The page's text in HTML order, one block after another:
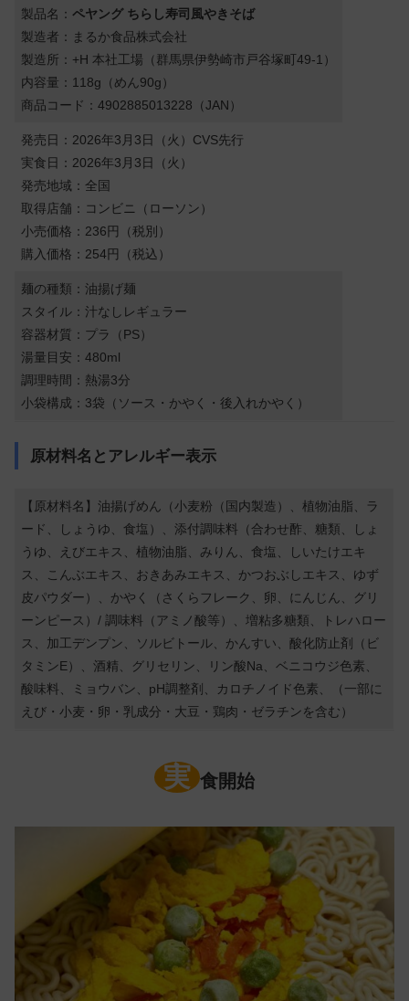
製品名：ペヤング ちらし寿司風やきそば
製造者：まるか食品株式会社
製造所：+H 本社工場（群馬県伊勢崎市戸谷塚町49-1）
内容量：118g（めん90g）
商品コード：4902885013228（JAN）
発売日：2026年3月3日（火）CVS先行
実食日：2026年3月3日（火）
発売地域：全国
取得店舗：コンビニ（ローソン）
小売価格：236円（税別）
購入価格：254円（税込）
麺の種類：油揚げ麺
スタイル：汁なしレギュラー
容器材質：プラ（PS）
湯量目安：480ml
調理時間：熱湯3分
小袋構成：3袋（ソース・かやく・後入れかやく）
原材料名とアレルギー表示
【原材料名】油揚げめん（小麦粉（国内製造）、植物油脂、ラ
ード、しょうゆ、食塩）、添付調味料（合わせ酢、糖類、しょ
うゆ、えびエキス、植物油脂、みりん、食塩、しいたけエキ
ス、こんぶエキス、おきあみエキス、かつおぶしエキス、ゆず
皮パウダー）、かやく（さくらフレーク、卵、にんじん、グリ
ーンピース）/ 調味料（アミノ酸等）、増粘多糖類、トレハロー
ス、加工デンプン、ソルビトール、かんすい、酸化防止剤（ビ
タミンE）、酒精、グリセリン、リン酸Na、ベニコウジ色素、
酸味料、ミョウバン、pH調整剤、カロチノイド色素、（一部に
えび・小麦・卵・乳成分・大豆・鶏肉・ゼラチンを含む）
実 食開始